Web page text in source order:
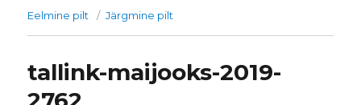
Eelmine pilt Järgmine pilt
tallink-maijooks-2019-